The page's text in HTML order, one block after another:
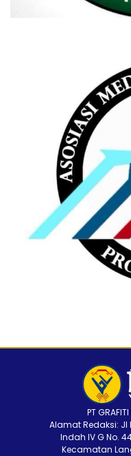
PT
Alamat Redaksi:
Indah IV G No.
Kecamatan